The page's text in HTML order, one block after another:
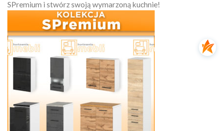
SPremium i stwórz swoją wymarzoną kuchnie!